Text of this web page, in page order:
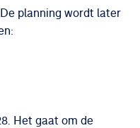
planning wordt later
Het gaat om de